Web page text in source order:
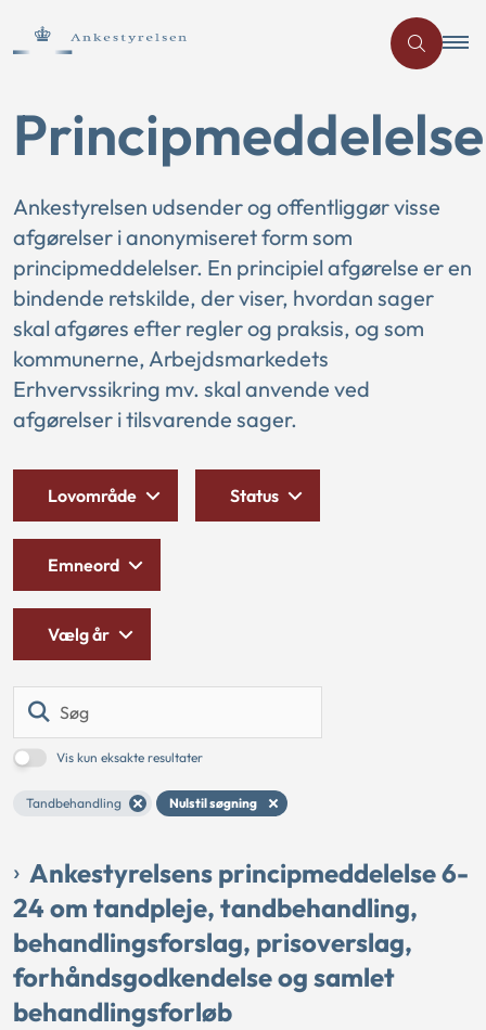
Ankestyrelsen udsender og offentliggør visse
afgørelser i anonymiseret form som
principmeddelelser. En principiel afgørelse er en
bindende retskilde, der viser, hvordan sager
skal afgøres efter regler og praksis, og som
kommunerne, Arbejdsmarkedets
Erhvervssikring mv. skal anvende ved
afgørelser i tilsvarende sager.
Vis kun eksakte resultater
Tandbehandling Nulstil søgning
Lovområde Status
Emneord
Vælg år
Ankestyrelsens principmeddelelse 6-
24 om tandpleje, tandbehandling,
behandlingsforslag, prisoverslag,
forhåndsgodkendelse og samlet
behandlingsforløb